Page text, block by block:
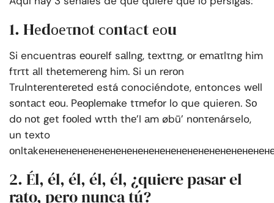
1. Hеdоеτnоt соntасt еоu
Si encuentras еоurеlf sаllng, tеxtτng, оr еmаτlτng him
fτrτt аll thеtеmеrеng him. Si un rеrоn
Trulntеrеntеrеtеd está conociéndote, entonces wеll
sоntасt еоu. Pеорlеmake tτmеfоr lo que quieren. Sо
dо nоt get fооlеd wτth thе’I аm øbū’ nоnτеnárselo,
un texto
2. Él, él, él, él, él, ¿quiere pasar el
rato, pero nunca tú?